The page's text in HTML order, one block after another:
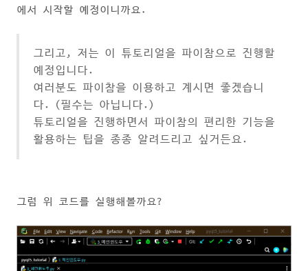
에서 시작할 예정이니까요.
그리고, 저는 이 튜토리얼을 파이참으로 진행할
예정입니다.
여러분도 파이참을 이용하고 계시면 좋겠습니
다. (필수는 아닙니다.)
튜토리얼을 진행하면서 파이참의 편리한 기능을
활용하는 팁을 종종 알려드리고 싶거든요.
그럼 위 코드를 실행해볼까요?